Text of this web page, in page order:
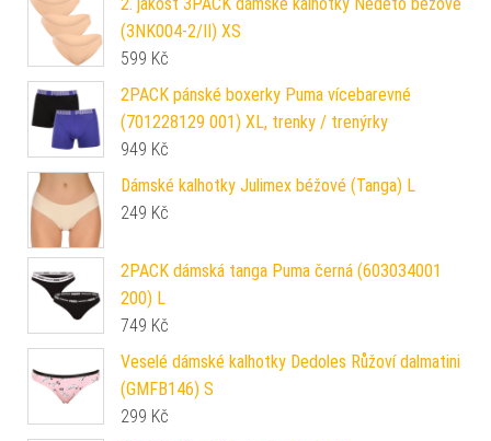
(3NK004-2/II) XS
599 Kč
2PACK pánské boxerky Puma vícebarevné
(701228129 001) XL, trenky / trenýrky
949 Kč
Dámské kalhotky Julimex béžové (Tanga) L
249 Kč
2PACK dámská tanga Puma černá (603034001
200) L
749 Kč
Veselé dámské kalhotky Dedoles Růžoví dalmatini
(GMFB146) S
299 Kč